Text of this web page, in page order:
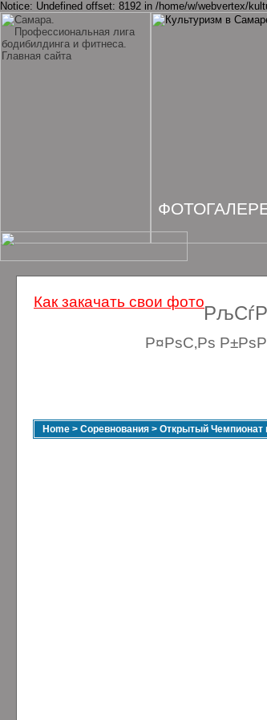
Notice: Undefined offset: 8192 in /home/w/webvertex/
Р¤РѕС‚Рѕ
Home > Соревнования > Открытый Чемпионат
Как закачать свои фото